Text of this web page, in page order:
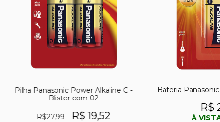
Pilha Panasonic Power Alkaline C -
Blister com 02
R$27,99 R$ 19,52
Bateria
R$
À